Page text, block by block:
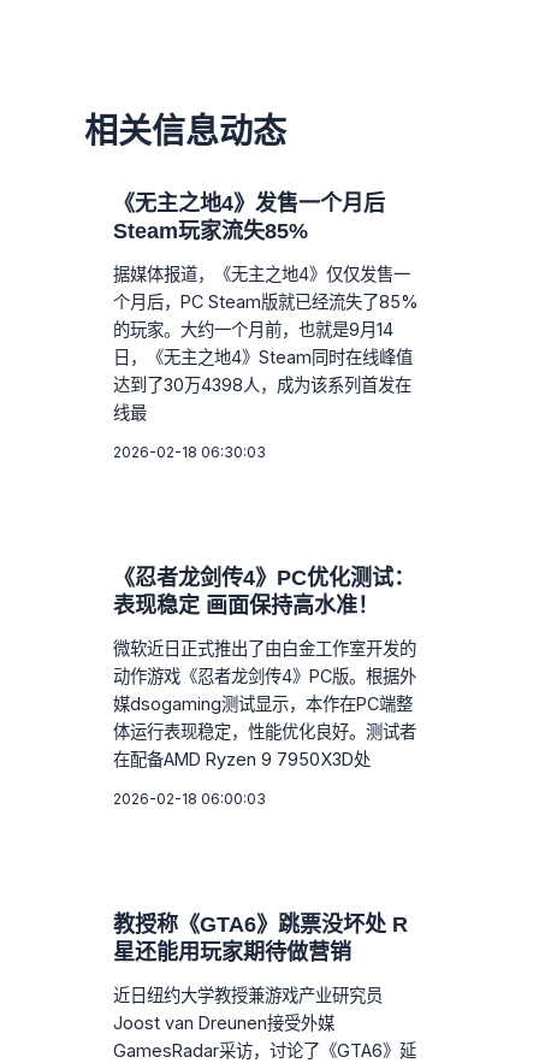
相关信息动态
《无主之地4》发售一个月后
Steam玩家流失85%
据媒体报道，《无主之地4》仅仅发售一
个月后，PC Steam版就已经流失了85%
的玩家。大约一个月前，也就是9月14
日，《无主之地4》Steam同时在线峰值
达到了30万4398人，成为该系列首发在
线最
2026-02-18 06:30:03
《忍者龙剑传4》PC优化测试：
表现稳定 画面保持高水准！
微软近日正式推出了由白金工作室开发的
动作游戏《忍者龙剑传4》PC版。根据外
媒dsogaming测试显示，本作在PC端整
体运行表现稳定，性能优化良好。测试者
在配备AMD Ryzen 9 7950X3D处
2026-02-18 06:00:03
教授称《GTA6》跳票没坏处 R
星还能用玩家期待做营销
近日纽约大学教授兼游戏产业研究员
Joost van Dreunen接受外媒
GamesRadar采访，讨论了《GTA6》延